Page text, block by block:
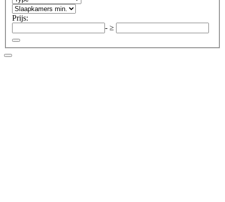
Prijs:
- ≥